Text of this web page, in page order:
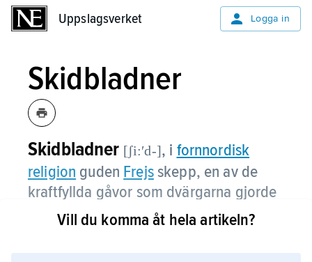
Uppslagsverket Logga in
Skidbladner
Skidbladner [ʃi:ʹd-], i fornnordisk
religion guden Frejsskepp, en av de
kraftfyllda gåvor som dvärgarna gjorde
asarna.
Vill du komma åt hela artikeln?